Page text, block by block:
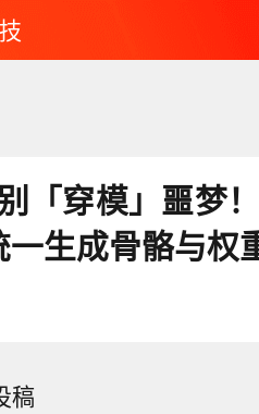
「穿模」噩梦
生成骨骼与权
稿